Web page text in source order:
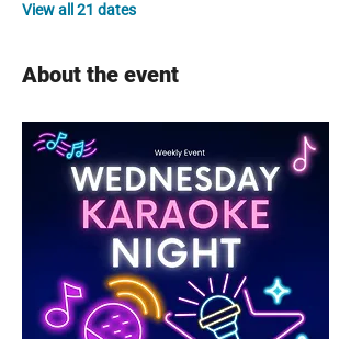
View all 21 dates
About the event